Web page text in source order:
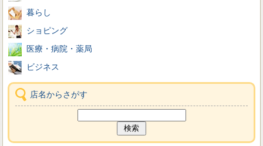
暮らし
ショピング
医療・病院・薬局
ビジネス
店名からさがす